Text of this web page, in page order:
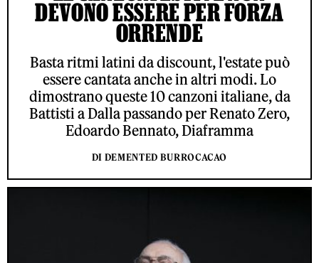
DEVONO ESSERE PER FORZA
ORRENDE
Basta ritmi latini da discount, l'estate può
essere cantata anche in altri modi. Lo
dimostrano queste 10 canzoni italiane, da
Battisti a Dalla passando per Renato Zero,
Edoardo Bennato, Diaframma
DI DEMENTED BURROCACAO